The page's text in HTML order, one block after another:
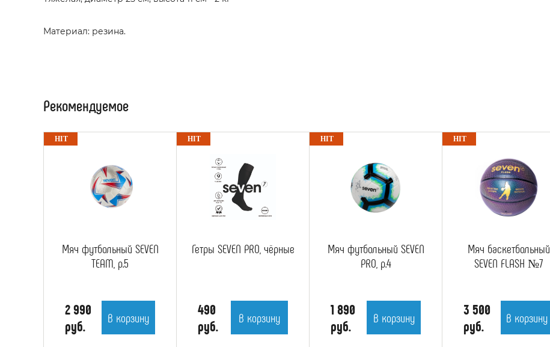
Материал: резина.
Рекомендуемое
Мяч футбольный SEVEN
TEAM, р.5
2 990
руб.
В корзину
Гетры SEVEN PRO, чёрные
490
руб.
В корзину
Мяч футбольный SEVEN
PRO, р.4
1 890
руб.
В корзину
Мяч баскетбольный
SEVEN FLASH №7
3 500
руб.
В корзину